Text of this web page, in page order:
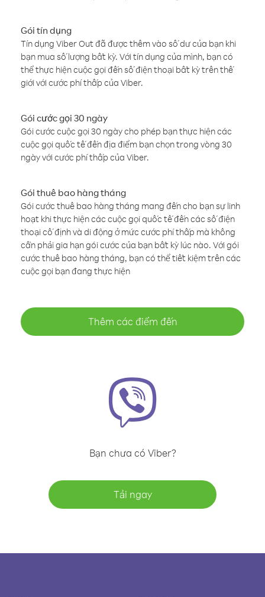
Gói tín dụng
Tín dụng Viber Out đã được thêm vào số dư của bạn khi
bạn mua số lượng bất kỳ. Với tín dụng của mình, bạn có
thể thực hiện cuộc gọi đến số điện thoại bất kỳ trên thế
giới với cước phí thấp của Viber.
Gói cước gọi 30 ngày
Gói cước cuộc gọi 30 ngày cho phép bạn thực hiện các
cuộc gọi quốc tế đến địa điểm bạn chọn trong vòng 30
ngày với cước phí thấp của Viber.
Gói thuê bao hàng tháng
Gói cước thuê bao hàng tháng mang đến cho bạn sự linh
hoạt khi thực hiện các cuộc gọi quốc tế đến các số điện
thoại cố định và di động ở mức cước phí thấp mà không
cần phải gia hạn gói cước của bạn bất kỳ lúc nào. Với gói
cước thuê bao hàng tháng, bạn có thể tiết kiệm trên các
cuộc gọi bạn đang thực hiện
Thêm các điểm đến
Bạn chưa có Viber?
Tải ngay